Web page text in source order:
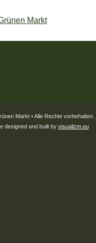
Markt • Alle Rechte vorbehalten.
designed and built by visualizm.eu